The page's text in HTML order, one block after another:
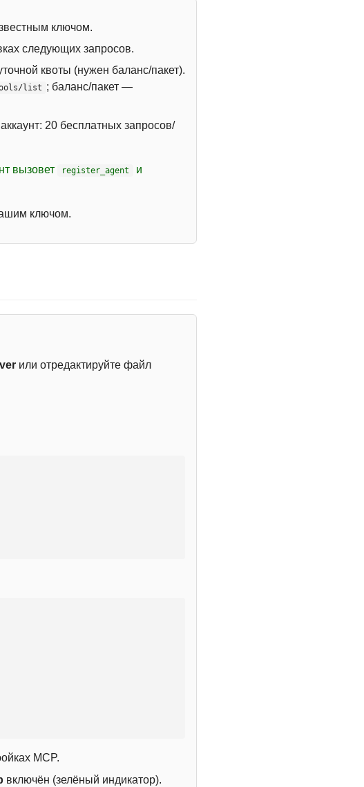
ключом.
следующих запросов.
квоты (нужен баланс/пакет).
list ; баланс/пакет —
20 бесплатных запросов/
вызовет register_agent
и
ключом.
или отредактируйте файл
MCP.
включён (зелёный индикатор).